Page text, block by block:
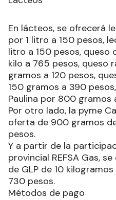
En lácteos, se ofrecerá
por 1 litro a 150 pesos,
litro a 150 pesos, queso
kilo a 765 pesos, queso
gramos a 120 pesos,
150 gramos a 390
Paulina por 800 gramos
Por otro lado, la pyme
oferta de 900 gramos
pesos.
Y a partir de la
provincial REFSA Gas,
de GLP de 10
730 pesos.
Métodos de pago